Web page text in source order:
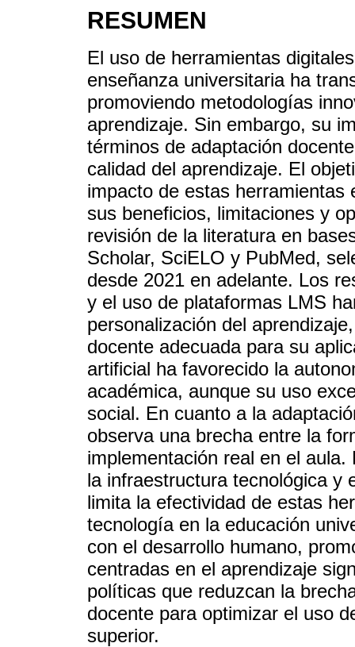
RESUMEN
El uso de herramientas
enseñanza universitaria ha
promoviendo metodologías
aprendizaje. Sin embargo, su
términos de adaptación
calidad del aprendizaje. El
impacto de estas herramientas
sus beneficios, limitaciones y
revisión de la literatura en
Scholar, SciELO y PubMed,
desde 2021 en adelante. Los
y el uso de plataformas LMS
personalización del
docente adecuada para su
artificial ha favorecido la
académica, aunque su uso
social. En cuanto a la
observa una brecha entre la
implementación real en el
la infraestructura tecnológica y
limita la efectividad de estas
tecnología en la educación
con el desarrollo humano,
centradas en el aprendizaje
políticas que reduzcan la
docente para optimizar el uso
superior.